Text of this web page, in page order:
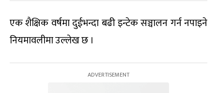
एक शैक्षिक वर्षमा दुईभन्दा बढी इन्टेक सञ्चालन गर्न नपाइने
नियमावलीमा उल्लेख छ ।